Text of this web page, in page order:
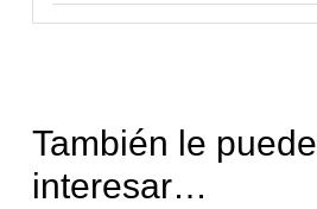
También le puede
interesar…